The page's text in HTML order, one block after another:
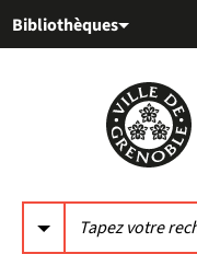
au
auBibliothèques